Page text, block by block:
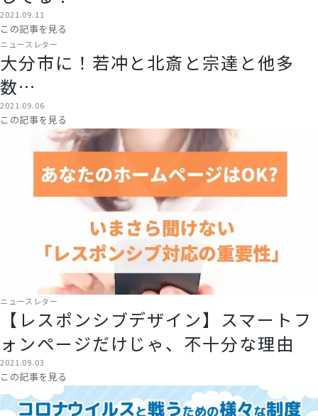
2021.09.11
この記事を見る
ニュースレター
大分市に！若冲と北斎と宗達と他多
数…
2021.09.06
この記事を見る
ニュースレター
【レスポンシブデザイン】スマートフ
ォンページだけじゃ、不十分な理由
2021.09.03
この記事を見る